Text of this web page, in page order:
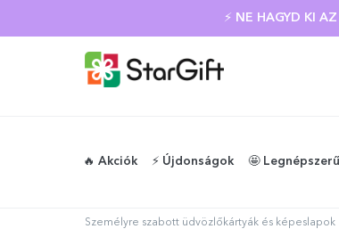
⚡ NE HAGYD KI
🔥 Akciók ⚡️ Újdonságok 🤩
Személyre szabott üdvözlőkártyák és képeslapok